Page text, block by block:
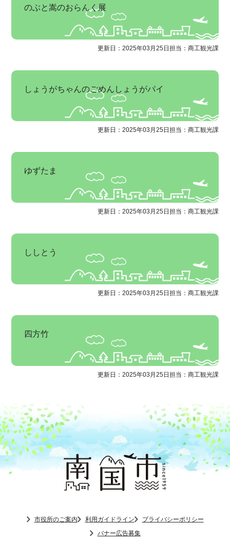
のぶと嵩のおらんく展
更新日：2025年03月25日 担当：商工観光課
しょうがちゃんのごめんしょうがパイ
更新日：2025年03月25日 担当：商工観光課
ゆずたま
更新日：2025年03月25日 担当：商工観光課
ししとう
更新日：2025年03月25日 担当：商工観光課
四方竹
更新日：2025年03月25日 担当：商工観光課
市役所のご案内 利用ガイドライン
プライバシーポリシー
バナー広告募集